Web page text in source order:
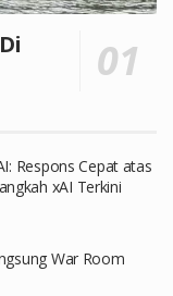
Respons Cepat atas
xAI Terkini
War Room